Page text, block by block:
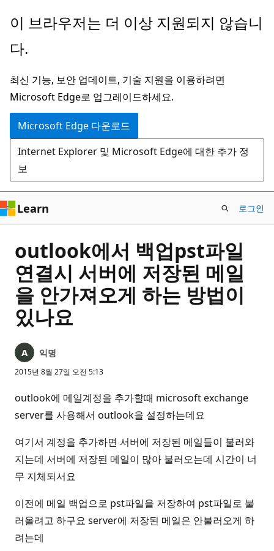
주
콘
츠
로
건
너
뛰
기
이 브라우저는 더 이상 지원되지 않습니
다.
최신 기능, 보안 업데이트, 기술 지원을 이용하려면
Microsoft Edge로 업그레이드하세요.
Microsoft Edge 다운로드
Internet Explorer 및 Microsoft Edge에 대한 추가 정
보
Learn 로그인
outlook에서 백업pst파일
연결시 서버에 저장된 메일
을 안가져오게 하는 방법이
있나요
익명
2015년 8월 27일 오전 5:13
outlook에 메일계정을 추가할때 microsoft exchange
server를 사용해서 outlook을 설정하는데요
여기서 계정을 추가하면 서버에 저장된 메일들이 불러와
지는데 서버에 저장된 메일이 많아 불러오는데 시간이 너
무 지체되서요
이전에 메일 백업으로 pst파일을 저장하여 pst파일로 불
러올려고 하구요 server에 저장된 메일은 안불러오게 하
려는데